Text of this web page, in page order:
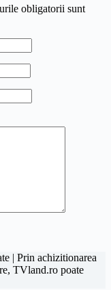
obligatorii sunt
| Prin achizitionarea
TVland.ro poate